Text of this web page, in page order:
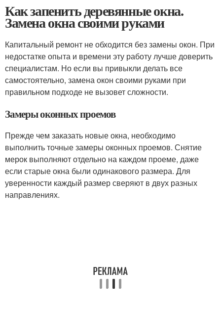
Как запенить деревянные окна.
Замена окна своими руками
Капитальный ремонт не обходится без замены окон. При
недостатке опыта и времени эту работу лучше доверить
специалистам. Но если вы привыкли делать все
самостоятельно, замена окон своими руками при
правильном подходе не вызовет сложности.
Замеры оконных проемов
Прежде чем заказать новые окна, необходимо
выполнить точные замеры оконных проемов. Снятие
мерок выполняют отдельно на каждом проеме, даже
если старые окна были одинакового размера. Для
уверенности каждый размер сверяют в двух разных
направлениях.